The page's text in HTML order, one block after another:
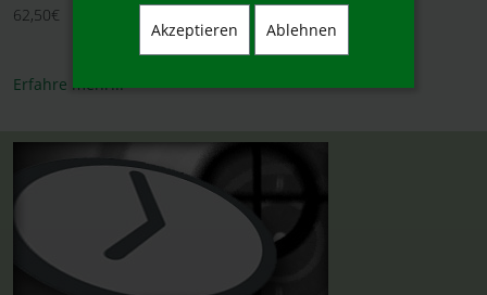
62,50€
Erfahre mehr...
Akzeptieren Ablehnen